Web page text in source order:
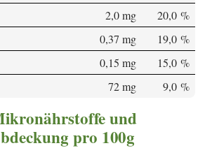
2,0 mg
20,0 %
0,37 mg
19,0 %
0,15 mg
15,0 %
72 mg 9,0 %
und
pro 100g